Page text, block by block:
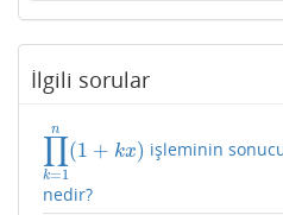
İlgili sorular
∏
k=1
n
(1 + kx)
=1n (1+kx)
işleminin
nedir?